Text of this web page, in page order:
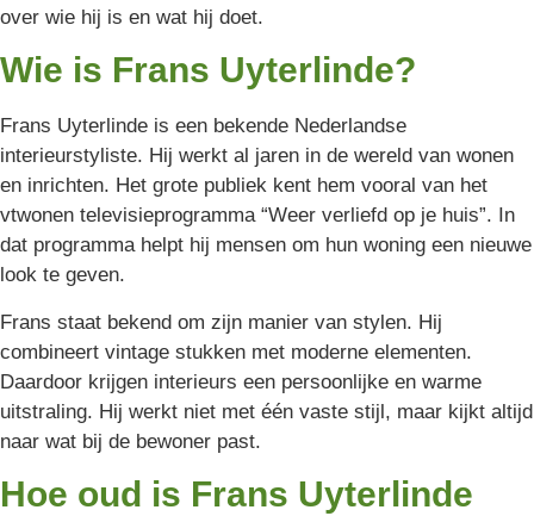
over wie hij is en wat hij doet.
Wie is Frans Uyterlinde?
Frans Uyterlinde is een bekende Nederlandse
interieurstyliste. Hij werkt al jaren in de wereld van wonen
en inrichten. Het grote publiek kent hem vooral van het
vtwonen televisieprogramma “Weer verliefd op je huis”. In
dat programma helpt hij mensen om hun woning een nieuwe
look te geven.
Frans staat bekend om zijn manier van stylen. Hij
combineert vintage stukken met moderne elementen.
Daardoor krijgen interieurs een persoonlijke en warme
uitstraling. Hij werkt niet met één vaste stijl, maar kijkt altijd
naar wat bij de bewoner past.
Hoe oud is Frans Uyterlinde